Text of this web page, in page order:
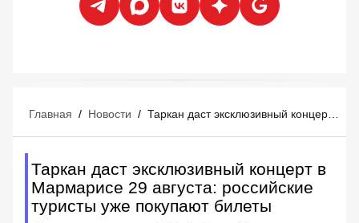
Главная / Новости /
Таркан даст эксклюзивный концерт в
Мармарисе 29 августа: российские
туристы уже покупают билеты